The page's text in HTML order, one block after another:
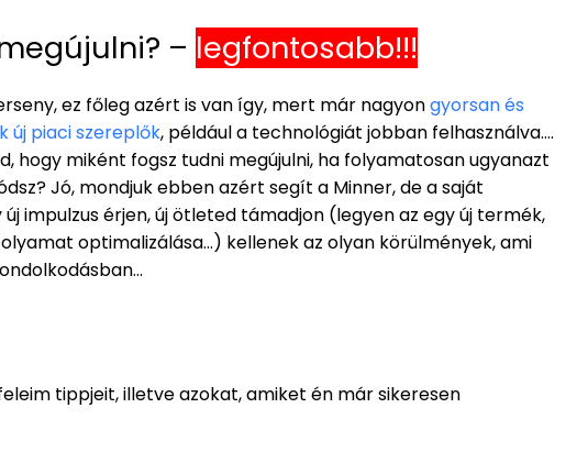
– legfontosabb!!!
ez főleg azért is van így, mert már nagyongyorsan és
új piaci szereplők, például a technológiát jobban felhasználva….
hogy miként fogsz tudni megújulni, ha folyamatosan ugyanazt
Jó, mondjuk ebben azért segít a Minner, de a saját
impulzus érjen, új ötleted támadjon (legyen az egy új termék,
optimalizálása…) kellenek az olyan körülmények, ami
tippjeit, illetve azokat, amiket én már sikeresen